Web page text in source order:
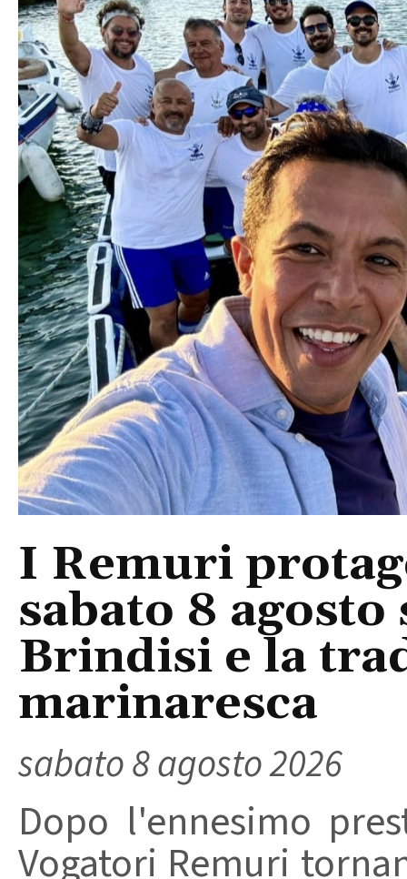
I Remuri
sabato 8
Brindisi e la
marinaresca
sabato 8 agosto 2026
Dopo l'ennesimo
Vogatori Remuri